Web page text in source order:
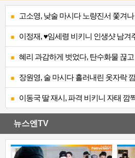
고소영, 낮술 마시다 노량진서 쫓겨나
이정재, ♥임세령 비키니 인생샷 남
혜리 과감하게 벗었다, 탄수화물 끊고
장원영, 술 마시다 흘러내린 옷자락
이동국 딸 재시, 파격 비키니 자태 깜
뉴스엔TV